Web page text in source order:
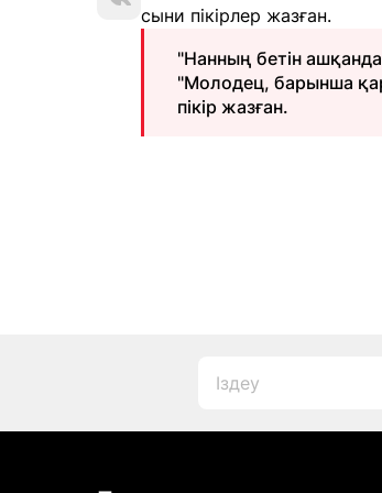
сыни пікірлер жазған.
"Нанның бетін
"Молодец, барынша
пікір жазған.